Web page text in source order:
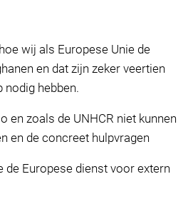
wij als Europese Unie de
en dat zijn zeker veertien
hebben.
en zoals de UNHCR niet kunnen
en de concreet hulpvragen
de Europese dienst voor extern